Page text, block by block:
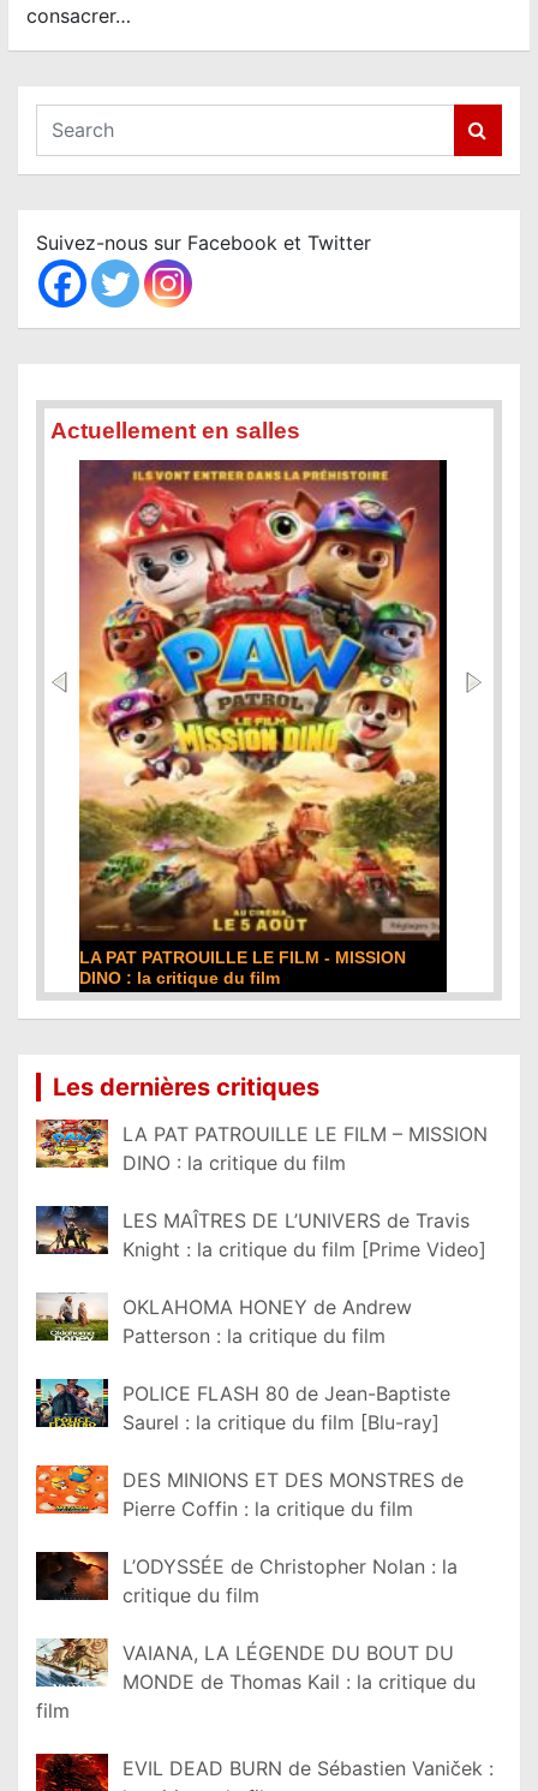
consacrer…
a
c
h
Suivez-nous sur Facebook et Twitter
Actuellement en salles
LA PAT PATROUILLE LE FILM - MISSION
DINO : la critique du film
Les dernières critiques
LA PAT PATROUILLE LE FILM – MISSION
DINO : la critique du film
LES MAÎTRES DE L’UNIVERS de Travis
Knight : la critique du film [Prime Video]
OKLAHOMA HONEY de Andrew
Patterson : la critique du film
POLICE FLASH 80 de Jean-Baptiste
Saurel : la critique du film [Blu-ray]
DES MINIONS ET DES MONSTRES de
Pierre Coffin : la critique du film
L’ODYSSÉE de Christopher Nolan : la
critique du film
VAIANA, LA LÉGENDE DU BOUT DU
MONDE de Thomas Kail : la critique du
film
EVIL DEAD BURN de Sébastien Vaniček :